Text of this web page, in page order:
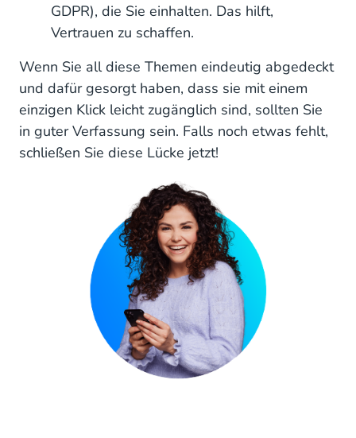
GDPR), die Sie einhalten. Das hilft,
Vertrauen zu schaffen.
Wenn Sie all diese Themen eindeutig abgedeckt
und dafür gesorgt haben, dass sie mit einem
einzigen Klick leicht zugänglich sind, sollten Sie
in guter Verfassung sein. Falls noch etwas fehlt,
schließen Sie diese Lücke jetzt!